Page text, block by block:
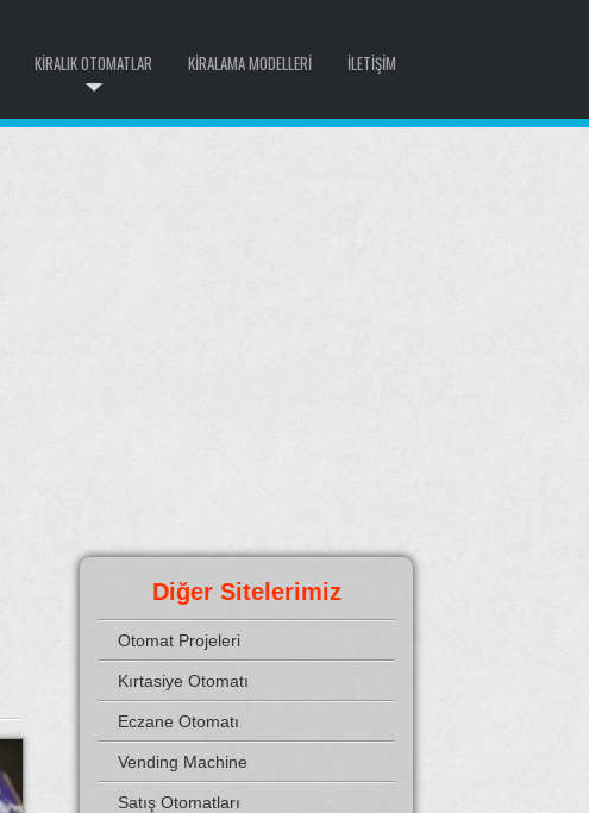
İLETIŞIM
KIRALAMA MODELLERI
KIRALIK OTOMATLAR
Diğer Sitelerimiz
Otomat Projeleri
Kırtasiye Otomatı
Eczane Otomatı
Vending Machine
Satış Otomatları